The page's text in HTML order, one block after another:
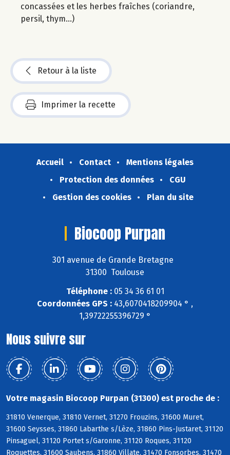
concassées et les herbes fraîches (coriandre,
persil, thym...)
Retour à la liste
Imprimer la recette
Accueil Contact
Mentions légales
Protection des données
CGU
Gestion des cookies
Plan du site
Biocoop Purpan
301 avenue de Grande Bretagne
31300 Toulouse
Téléphone :05 34 36 61 01
Coordonnées GPS : 43,6070418209904 ° ,
1,39722255396729 °
Nous suivre sur
Votre magasin Biocoop Purpan (31300) est proche de :
31810 Venerque, 31810 Vernet, 31270 Frouzins, 31600 Muret,
31600 Seysses, 31860 Labarthe s/Lèze, 31860 Pins-Justaret, 31120
Pinsaguel, 31120 Portet s/Garonne, 31120 Roques, 31120
Roquettes, 31600 Saubens, 31860 Villate, 31470 Fonsorbes, 31470